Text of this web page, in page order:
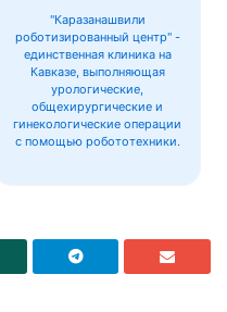
"Каразанашвили
роботизированный центр" -
единственная клиника на
Кавказе, выполняющая
урологические,
общехирургические и
гинекологические операции
с помощью робототехники.